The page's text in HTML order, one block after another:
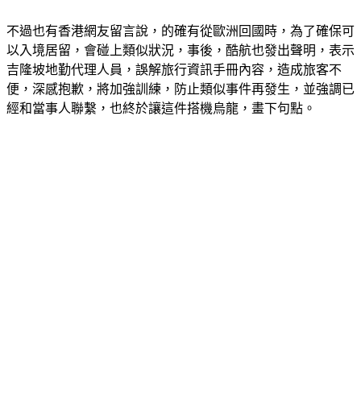
不過也有香港網友留言說，的確有從歐洲回國時，為了確保可
以入境居留，會碰上類似狀況，事後，酷航也發出聲明，表示
吉隆坡地勤代理人員，誤解旅行資訊手冊內容，造成旅客不
便，深感抱歉，將加強訓練，防止類似事件再發生，並強調已
經和當事人聯繫，也終於讓這件搭機烏龍，畫下句點。